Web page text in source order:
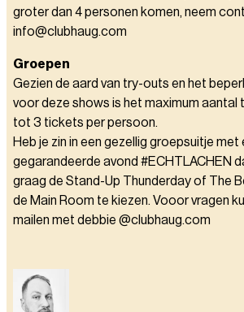
groter dan 4 personen komen, neem
info@clubhaug.com
Groepen
Gezien de aard van try-outs en het
voor deze shows is het maximum aantal
tot 3 tickets per persoon.
Heb je zin in een gezellig groepsuitje met
gegarandeerde avond #ECHTLACHEN
graag de Stand-Up Thunderday of The
de Main Room te kiezen. Vooor vragen
mailen met debbie @clubhaug.com